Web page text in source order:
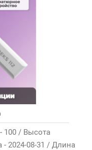
100 / Высота
- 2024-08-31 / Длина